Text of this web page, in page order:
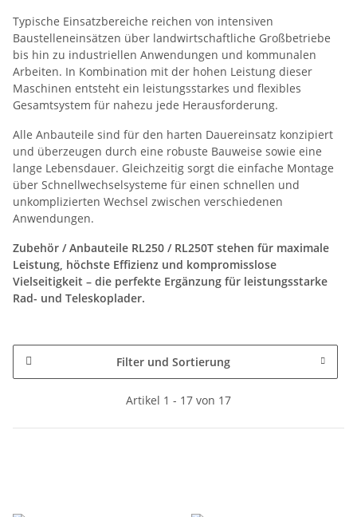
Typische Einsatzbereiche reichen von intensiven
Baustelleneinsätzen über landwirtschaftliche Großbetriebe
bis hin zu industriellen Anwendungen und kommunalen
Arbeiten. In Kombination mit der hohen Leistung dieser
Maschinen entsteht ein leistungsstarkes und flexibles
Gesamtsystem für nahezu jede Herausforderung.
Alle Anbauteile sind für den harten Dauereinsatz konzipiert
und überzeugen durch eine robuste Bauweise sowie eine
lange Lebensdauer. Gleichzeitig sorgt die einfache Montage
über Schnellwechselsysteme für einen schnellen und
unkomplizierten Wechsel zwischen verschiedenen
Anwendungen.
Zubehör / Anbauteile RL250 / RL250T stehen für maximale
Leistung, höchste Effizienz und kompromisslose
Vielseitigkeit – die perfekte Ergänzung für leistungsstarke
Rad- und Teleskoplader.
Filter und Sortierung
Artikel 1 - 17 von 17